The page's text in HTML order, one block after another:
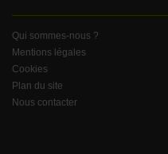
Qui sommes-nous ?
Mentions légales
Cookies
Plan du site
Nous contacter